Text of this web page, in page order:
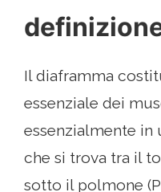
Il diaframma
essenziale dei
essenzialmente in
che si trova tra il
sotto il polmone